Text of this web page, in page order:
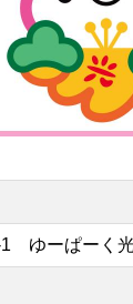
1 ゆーぱーく